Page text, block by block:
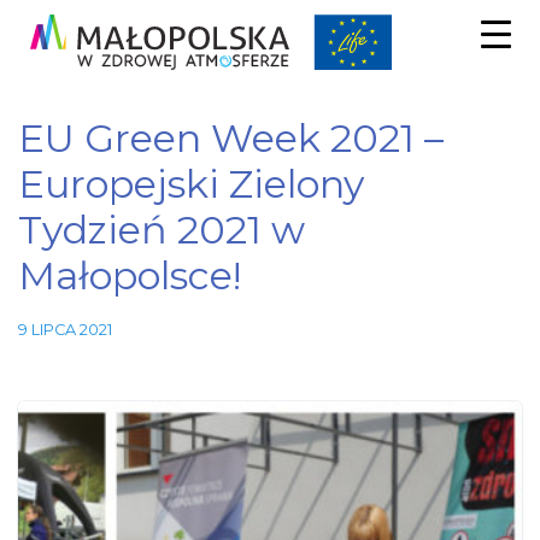
EU Green Week 2021 –
Europejski Zielony
Tydzień 2021 w
Małopolsce!
9 LIPCA 2021
Niezbędne
Te pliki
cookie nie
są
opcjonalne.